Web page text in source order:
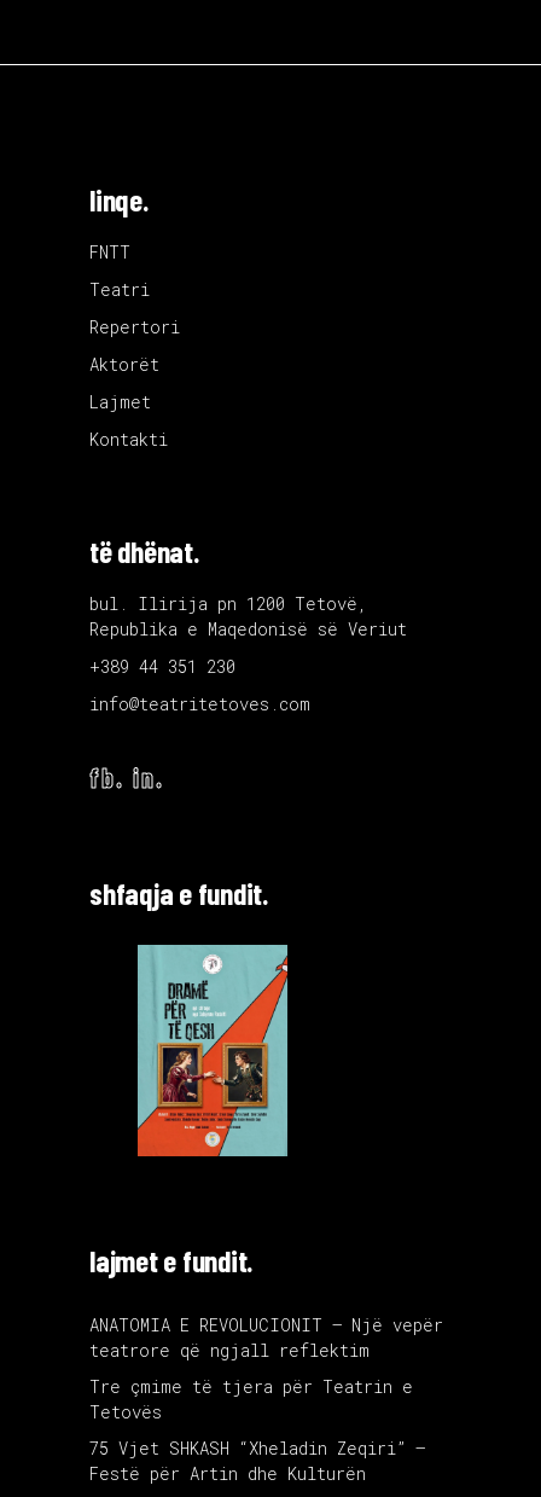
linqe.
FNTT
Teatri
Repertori
Aktorët
Lajmet
Kontakti
të dhënat.
bul. Ilirija pn 1200 Tetovë,
Republika e Maqedonisë së Veriut
+389 44 351 230
info@teatritetoves.com
fb. in.
shfaqja e fundit.
lajmet e fundit.
ANATOMIA E REVOLUCIONIT – Një vepër
teatrore që ngjall reflektim
Tre çmime të tjera për Teatrin e
Tetovës
75 Vjet SHKASH “Xheladin Zeqiri” –
Festë për Artin dhe Kulturën